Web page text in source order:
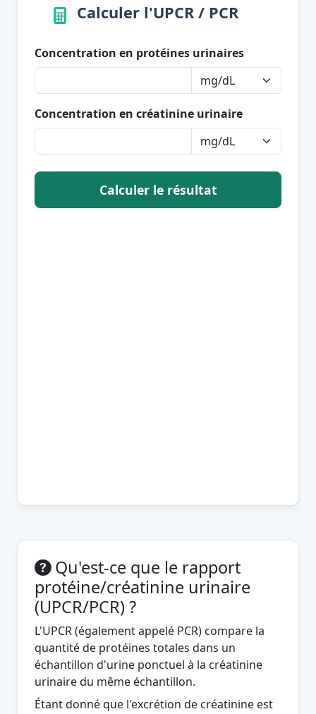
Calculer l'UPCR / PCR
Concentration en protéines urinaires
Concentration en créatinine urinaire
Calculer le résultat
Qu'est-ce que le rapport
protéine/créatinine urinaire
(UPCR/PCR) ?
L'UPCR (également appelé PCR) compare la
quantité de protéines totales dans un
échantillon d'urine ponctuel à la créatinine
urinaire du même échantillon.
Étant donné que l'excrétion de créatinine est